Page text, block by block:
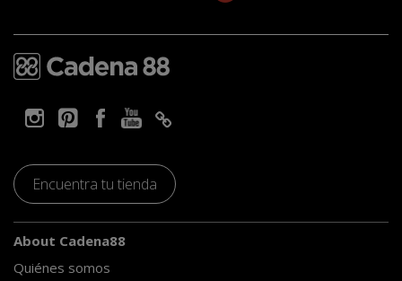
Encuentra tu tienda
About Cadena88
Quiénes somos